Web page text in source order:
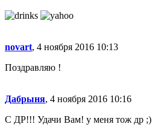
novart, 4 ноября 2016 10:13
Поздравляю !
Дабрыня, 4 ноября 2016 10:16
С ДР!!! Удачи Вам! у меня тож др ;)